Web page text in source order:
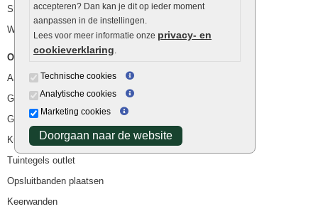
accepteren? Dan kan je dit op ieder moment
aanpassen in de instellingen.
Lees voor meer informatie onze privacy- en
cookieverklaring.
Technische cookies
Analytische cookies
Marketing cookies
Doorgaan naar de website
Siergrind en siersplit
Waterafvoer
Overig
Aanbiedingen
Goedkope bestrating
Goedkope tuintegels
Kunstgras
Tuintegels outlet
Opsluitbanden plaatsen
Keerwanden